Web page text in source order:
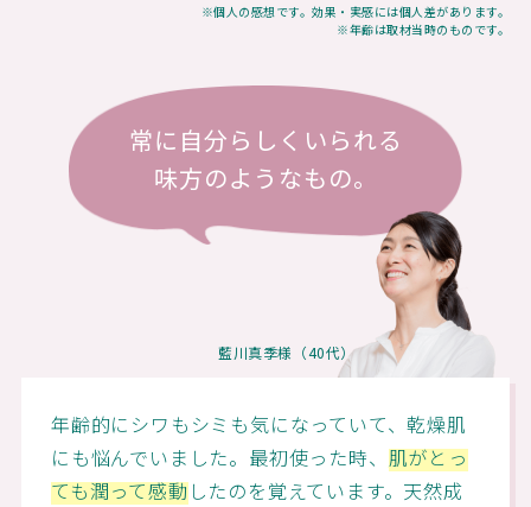
※個人の感想です。効果・実感には個人差があります。
※年齢は取材当時のものです。
常に自分らしくいられる
味方のようなもの。
藍川真季様（40代）
年齢的にシワもシミも気になっていて、乾燥肌
にも悩んでいました。最初使った時、 肌がとっ
ても潤って感動したのを覚えています。天然成